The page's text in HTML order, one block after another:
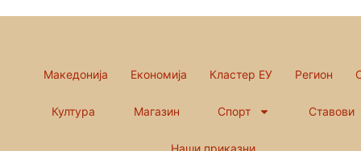
Македонија Економија Кластер ЕУ Регион
Култура Магазин Спорт Ставови
Наши приказни